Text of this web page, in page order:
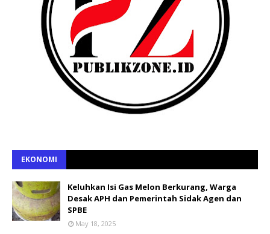
EKONOMI
Keluhkan Isi Gas Melon Berkurang, Warga
Desak APH dan Pemerintah Sidak Agen dan
SPBE
May 18, 2025